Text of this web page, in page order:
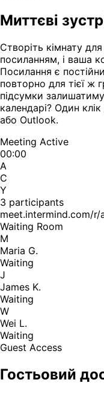
Миттєві
Створіть кімнату
посиланням, і ваша
Посилання є
повторно для тієї ж
підсумки
календарі? Один
або Outlook.
Meeting Active
00:00
A
C
Y
3 participants
meet.intermind.com/r/
Waiting Room
M
Maria G.
Waiting
J
James K.
Waiting
W
Wei L.
Waiting
Guest Access
Гостьовий